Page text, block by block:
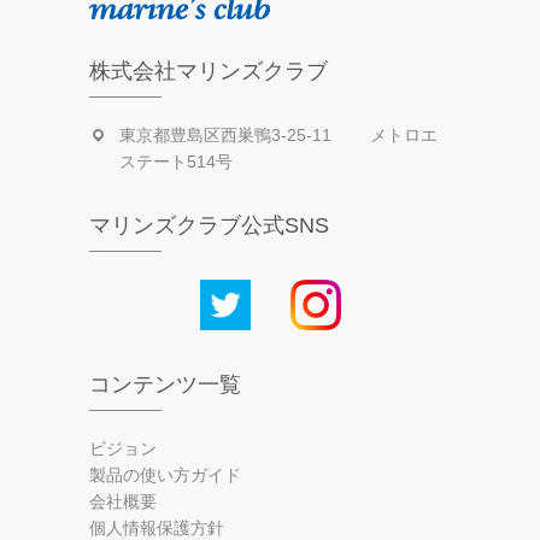
株式会社マリンズクラブ
東京都豊島区西巣鴨3-25-11 メトロエ
ステート514号
マリンズクラブ公式SNS
コンテンツ一覧
ビジョン
製品の使い方ガイド
会社概要
個人情報保護方針